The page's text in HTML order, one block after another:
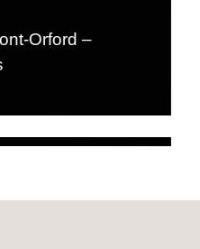
Orford –